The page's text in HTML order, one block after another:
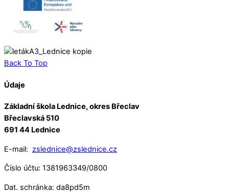
Back To Top
Údaje
Základní škola Lednice, okres Břeclav
Břeclavská 510
691 44 Lednice
E-mail: zslednice@zslednice.cz
Číslo účtu: 1381963349/0800
Dat. schránka: da8pd5m